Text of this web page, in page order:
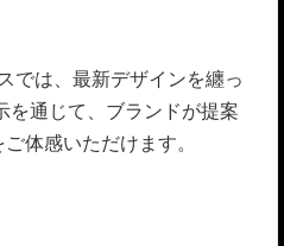
では、最新デザインを纏っ
を通じて、ブランドが提案
体感いただけます。